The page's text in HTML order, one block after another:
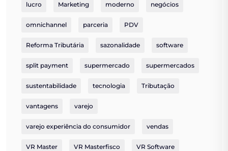
lucro Marketing moderno negócios
omnichannel parceria PDV
Reforma Tributária sazonalidade software
split payment supermercado supermercados
sustentabilidade tecnologia Tributação
vantagens varejo
varejo experiência do consumidor vendas
VR Master VR Masterfisco VR Software